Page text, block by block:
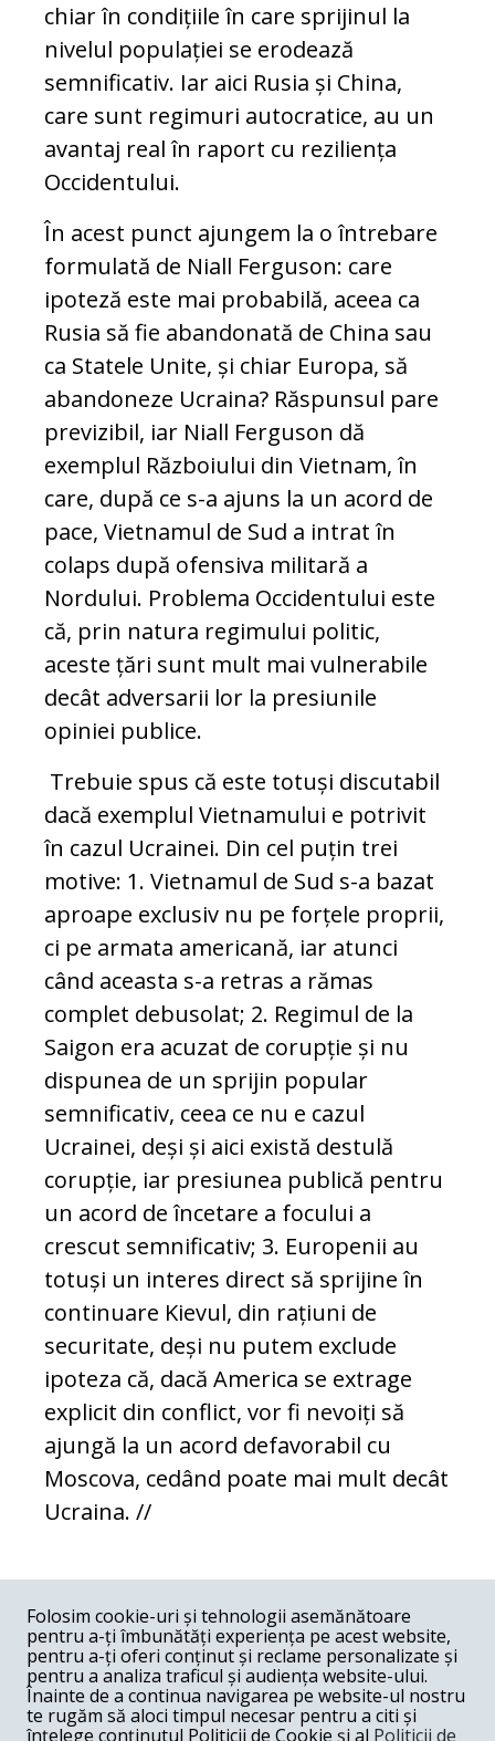
chiar în condițiile în care sprijinul la
nivelul populației se erodează
semnificativ. Iar aici Rusia și China,
care sunt regimuri autocratice, au un
avantaj real în raport cu reziliența
Occidentului.
În acest punct ajungem la o întrebare
formulată de Niall Ferguson: care
ipoteză este mai probabilă, aceea ca
Rusia să fie abandonată de China sau
ca Statele Unite, și chiar Europa, să
abandoneze Ucraina? Răspunsul pare
previzibil, iar Niall Ferguson dă
exemplul Războiului din Vietnam, în
care, după ce s-a ajuns la un acord de
pace, Vietnamul de Sud a intrat în
colaps după ofensiva militară a
Nordului. Problema Occidentului este
că, prin natura regimului politic,
aceste țări sunt mult mai vulnerabile
decât adversarii lor la presiunile
opiniei publice.
Trebuie spus că este totuși discutabil
dacă exemplul Vietnamului e potrivit
în cazul Ucrainei. Din cel puțin trei
motive: 1. Vietnamul de Sud s-a bazat
aproape exclusiv nu pe forțele proprii,
ci pe armata americană, iar atunci
când aceasta s-a retras a rămas
complet debusolat; 2. Regimul de la
Saigon era acuzat de corupție și nu
dispunea de un sprijin popular
semnificativ, ceea ce nu e cazul
Ucrainei, deși și aici există destulă
corupție, iar presiunea publică pentru
un acord de încetare a focului a
crescut semnificativ; 3. Europenii au
totuși un interes direct să sprijine în
continuare Kievul, din rațiuni de
securitate, deși nu putem exclude
ipoteza că, dacă America se extrage
explicit din conflict, vor fi nevoiți să
ajungă la un acord defavorabil cu
Moscova, cedând poate mai mult decât
Ucraina. //
COMENTARII
Nume
Email
Folosim cookie-uri și tehnologii asemănătoare
pentru a-ți îmbunătăți experiența pe acest website,
pentru a-ți oferi conținut și reclame personalizate și
pentru a analiza traficul și audiența website-ului.
Înainte de a continua navigarea pe website-ul nostru
te rugăm să aloci timpul necesar pentru a citi și
înțelege conținutul Politicii de Cookie și al Politicii de